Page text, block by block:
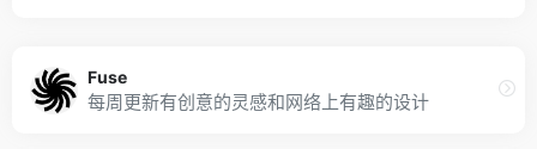
Fuse
每周更新有创意的灵感和网络上有趣的设计